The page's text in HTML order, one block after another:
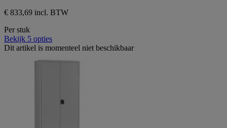
€ 833,69 incl. BTW
Per stuk
Bekijk 5 opties
Dit artikel is momenteel niet beschikbaar